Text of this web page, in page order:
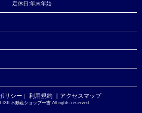
定休日:年末年始
リシー 利用規約 ｜アクセスマップ
不動産ショップ一吉 All rights reserved.